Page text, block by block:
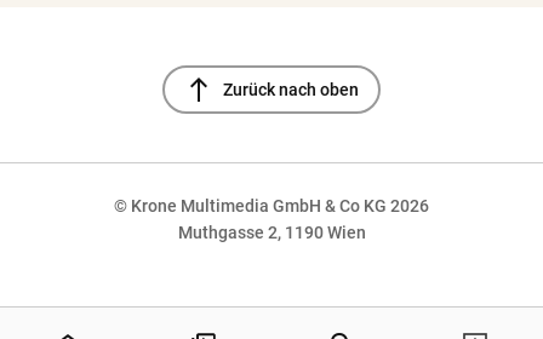
north Zurück nach oben
© Krone Multimedia GmbH & Co KG 2026
Muthgasse 2, 1190 Wien
NaN%